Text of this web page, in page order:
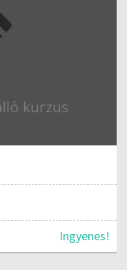
Ingyenes!